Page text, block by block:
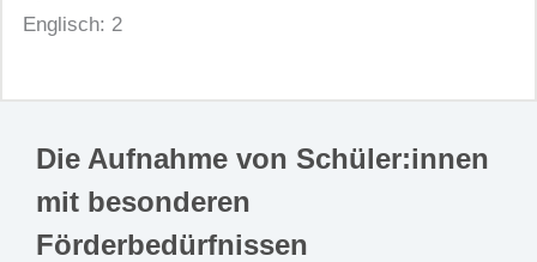
Englisch: 2
Die Aufnahme von Schüler:innen
mit besonderen
Förderbedürfnissen